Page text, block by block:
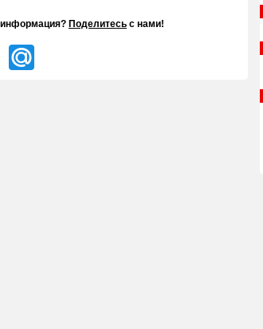
информация? Поделитесь с нами!